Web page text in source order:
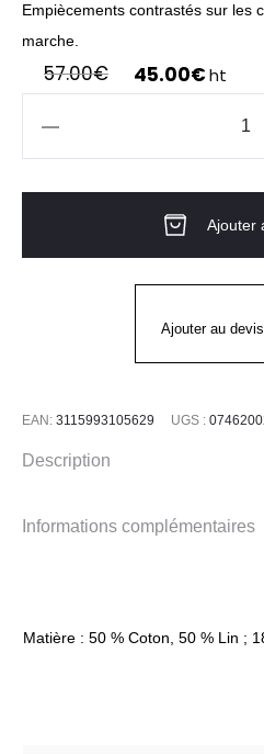
Empiècements contrastés sur les
marche.
57.00€
prix
45.00€ Le
prix
actuel
ht
à
Ajouter
Ajouter au
EAN: 3115993105629 UGS :
Description
Informations complémentaires
Matière : 50 % Coton, 50 % Lin ;